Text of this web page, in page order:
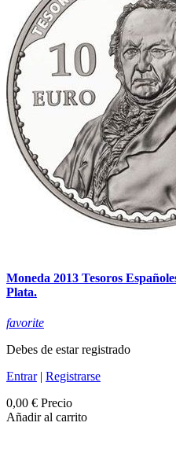
Moneda 2013 Tesoros
Plata.
favorite
Debes de estar registrado
Entrar| Registrarse
0,00 € Precio
Añadir al carrito